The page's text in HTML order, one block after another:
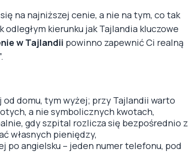
na najniższej cenie, a nie na tym, co tak
kierunku jak Tajlandia kluczowe
w Tajlandii powinno zapewnić Ci realną
od domu, tym wyżej; przy Tajlandii warto
a nie symbolicznych kwotach,
gdy szpital rozlicza się bezpośrednio z
własnych pieniędzy,
po angielsku – jeden numer telefonu, pod